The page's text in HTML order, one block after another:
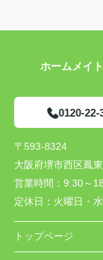
ホームメイ
0120-22-
〒593-8324
大阪府堺市西区鳳
営業時間： 9:30～
定休日： 火曜日・
トップページ